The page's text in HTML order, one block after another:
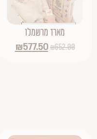
₪652.00
₪577.50
מארז מרשמלו